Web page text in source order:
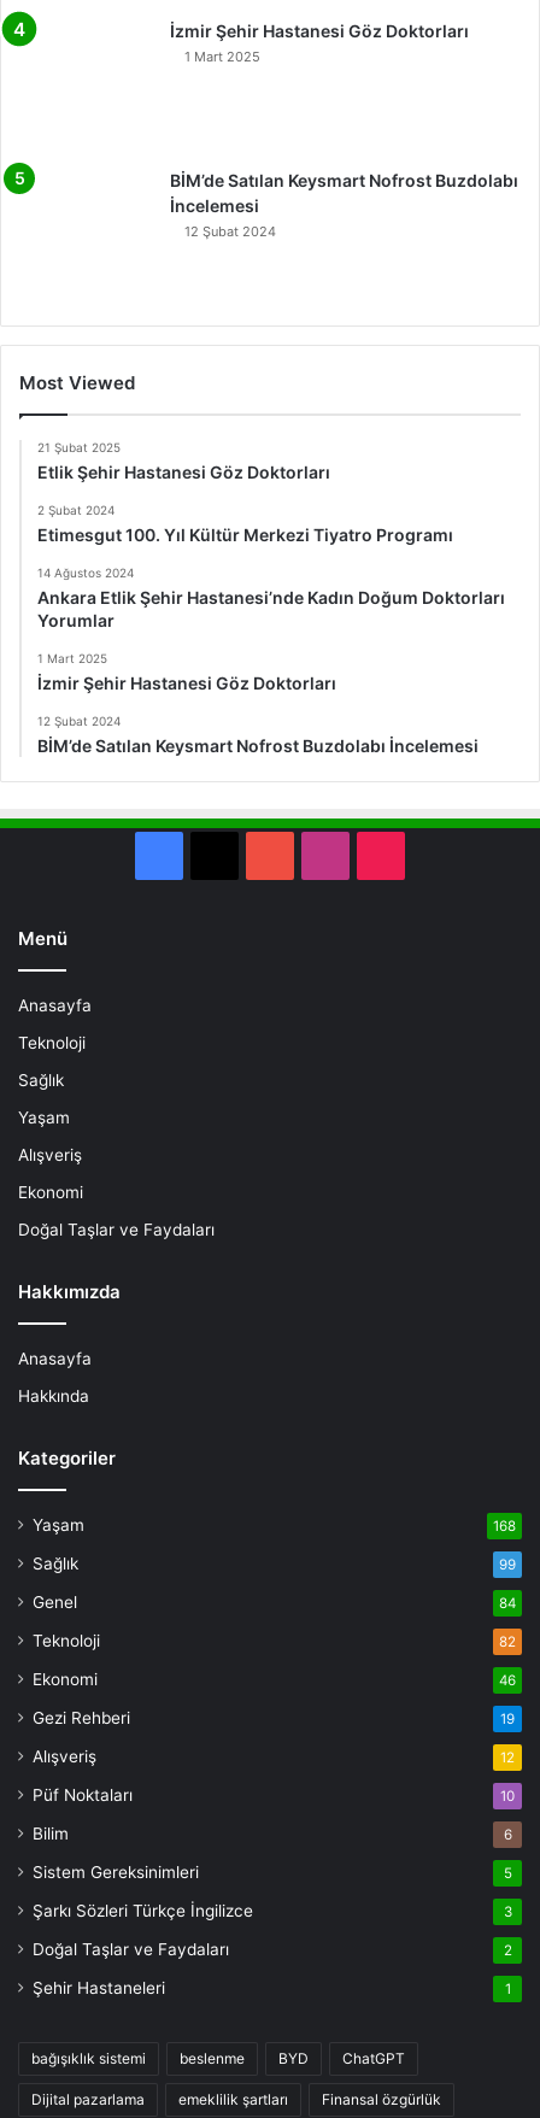
İzmir Şehir Hastanesi Göz Doktorları
1 Mart 2025
BİM’de Satılan Keysmart Nofrost Buzdolabı
İncelemesi
12 Şubat 2024
Most Viewed
21 Şubat 2025
Etlik Şehir Hastanesi Göz Doktorları
2 Şubat 2024
Etimesgut 100. Yıl Kültür Merkezi Tiyatro Programı
14 Ağustos 2024
Ankara Etlik Şehir Hastanesi’nde Kadın Doğum Doktorları
Yorumlar
1 Mart 2025
İzmir Şehir Hastanesi Göz Doktorları
12 Şubat 2024
BİM’de Satılan Keysmart Nofrost Buzdolabı İncelemesi
Menü
Anasayfa
Teknoloji
Sağlık
Yaşam
Alışveriş
Ekonomi
Doğal Taşlar ve Faydaları
Hakkımızda
Anasayfa
Hakkında
Kategoriler
Yaşam 168
Sağlık 99
Genel 84
Teknoloji 82
Ekonomi 46
Gezi Rehberi 19
Alışveriş 12
Püf Noktaları 10
Bilim 6
Sistem Gereksinimleri 5
Şarkı Sözleri Türkçe İngilizce 3
Doğal Taşlar ve Faydaları 2
Şehir Hastaneleri 1
bağışıklık sistemi beslenme BYD ChatGPT
Dijital pazarlama emeklilik şartları Finansal özgürlük